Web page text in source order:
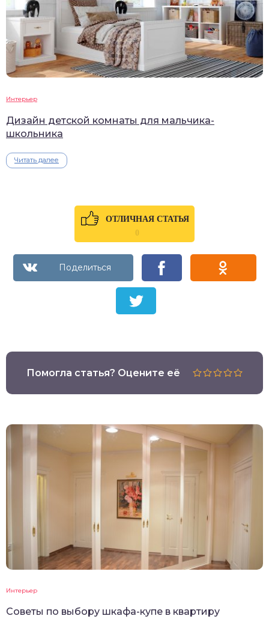
Интерьер
Дизайн детской комнаты для мальчика-
школьника
Читать далее
ОТЛИЧНАЯ СТАТЬЯ
0
Помогла статья? Оцените её
Интерьер
Советы по выбору шкафа-купе в квартиру